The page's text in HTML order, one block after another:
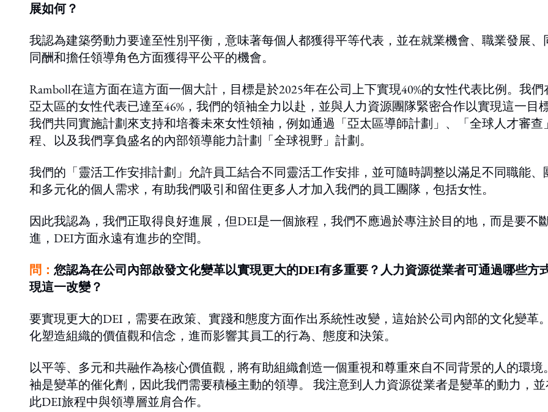
展如何？
我認為建築勞動力要達至性別平衡，意味著每個人都獲得平等代表，並在就業機會、職業發展、
同酬和擔任領導角色方面獲得平公平的機會。
Ramboll在這方面在這方面一個大計，目標是於2025年在公司上下實現40%的女性代表比例。我們
亞太區的女性代表已達至46%，我們的領袖全力以赴，並與人力資源團隊緊密合作以實現這一目
我們共同實施計劃來支持和培養未來女性領袖，例如通過「亞太區導師計劃」、「全球人才審查
程、以及我們享負盛名的內部領導能力計劃「全球視野」計劃。
我們的「靈活工作安排計劃」允許員工結合不同靈活工作安排，並可隨時調整以滿足不同職能、
和多元化的個人需求，有助我們吸引和留住更多人才加入我們的員工團隊，包括女性。
因此我認為，我們正取得良好進展，但DEI是一個旅程，我們不應過於專注於目的地，而是要不
進，DEI方面永遠有進步的空間。
問： 您認為在公司內部啟發文化變革以實現更大的DEI有多重要？人力資源從業者可通過哪些方
現這一改變？
要實現更大的DEI，需要在政策、實踐和態度方面作出系統性改變，這始於公司內部的文化變革
化塑造組織的價值觀和信念，進而影響其員工的行為、態度和決策。
以平等、多元和共融作為核心價值觀，將有助組織創造一個重視和尊重來自不同背景的人的環境
袖是變革的催化劑，因此我們需要積極主動的領導。 我注意到人力資源從業者是變革的動力，
此DEI旅程中與領導層並肩合作。